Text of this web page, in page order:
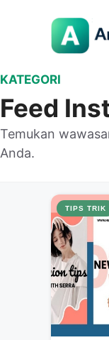
KATEGORI
Feed
Temukan
Anda.
TIPS TRIK